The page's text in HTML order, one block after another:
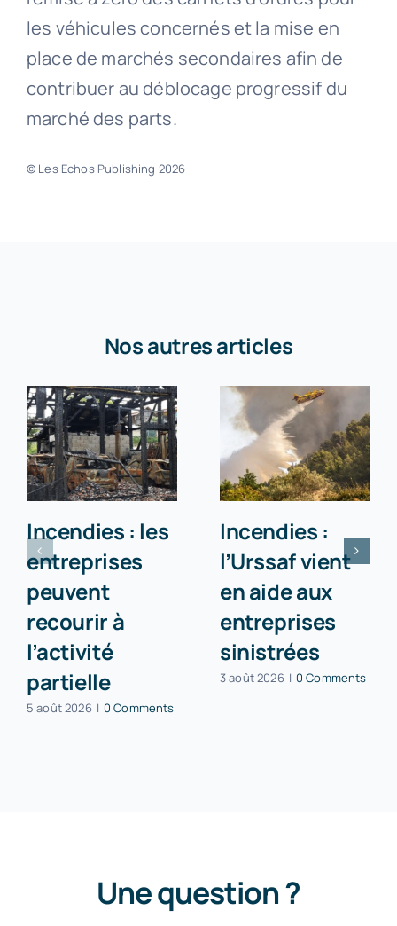
les véhicules concernés et la mise en
place de marchés secondaires afin de
contribuer au déblocage progressif du
marché des parts.
© Les Echos Publishing 2026
Nos autres articles
Incendies : les
entreprises
peuvent
recourir à
l’activité
partielle
5 août 2026 | 0 Comments
Incendies :
l’Urssaf vient
en aide aux
entreprises
sinistrées
3 août 2026 | 0 Comments
Une question ?